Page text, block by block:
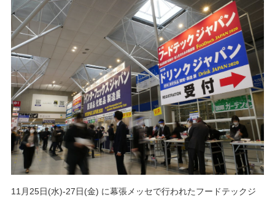
11月25日(水)-27日(金) に幕張メッセで行われたフードテックジ